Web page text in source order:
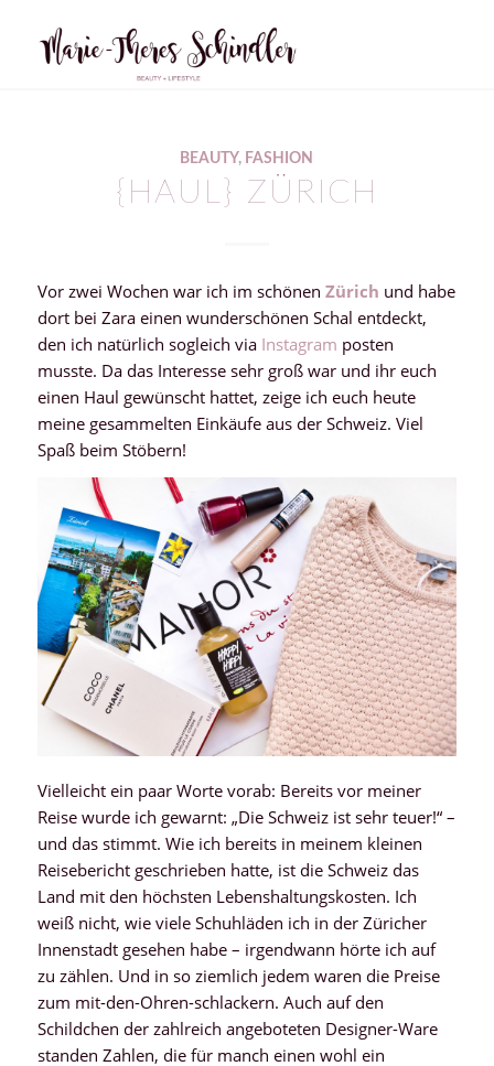
BEAUTY, FASHION
{HAUL} ZÜRICH
Vor zwei Wochen war ich im schönen Zürich und habe
dort bei Zara einen wunderschönen Schal entdeckt,
den ich natürlich sogleich via Instagram posten
musste. Da das Interesse sehr groß war und ihr euch
einen Haul gewünscht hattet, zeige ich euch heute
meine gesammelten Einkäufe aus der Schweiz. Viel
Spaß beim Stöbern!
Vielleicht ein paar Worte vorab: Bereits vor meiner
Reise wurde ich gewarnt: „Die Schweiz ist sehr teuer!“ –
und das stimmt. Wie ich bereits in meinem kleinen
Reisebericht geschrieben hatte, ist die Schweiz das
Land mit den höchsten Lebenshaltungskosten. Ich
weiß nicht, wie viele Schuhläden ich in der Züricher
Innenstadt gesehen habe – irgendwann hörte ich auf
zu zählen. Und in so ziemlich jedem waren die Preise
zum mit-den-Ohren-schlackern. Auch auf den
Schildchen der zahlreich angeboteten Designer-Ware
standen Zahlen, die für manch einen wohl ein